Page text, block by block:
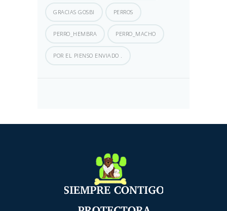
GRACIAS GOSBI PERROS
PERRO_HEMBRA PERRO_MACHO
POR EL PIENSO ENVIADO .